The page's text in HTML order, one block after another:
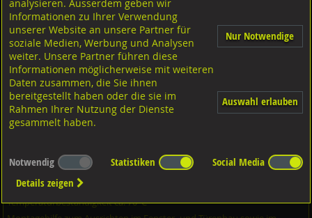
U-Kunststoffplatten flache Ausführung, grau 30x45x0,5
SB 12,5mm
Temperaturbeständigkeit ca. 70°C
analysieren. Ausserdem geben wir
Informationen zu Ihrer Verwendung
unserer Website an unsere Partner für
soziale Medien, Werbung und Analysen
weiter. Unsere Partner führen diese
Informationen möglicherweise mit weiteren
Daten zusammen, die Sie ihnen
bereitgestellt haben oder die sie im
Rahmen Ihrer Nutzung der Dienste
gesammelt haben.
Nur Notwendige
Auswahl erlauben
Notwendig Statistiken
Social Media
Details zeigen